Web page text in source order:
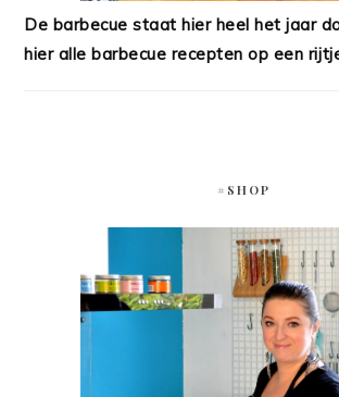
De barbecue staat hier heel het jaar
hier alle barbecue recepten op een
#SHOP